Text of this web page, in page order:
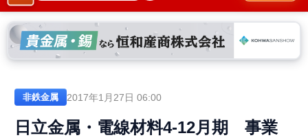
非鉄金属 2017年1月27日 06:00
日立金属・電線材料4-12月期 事業